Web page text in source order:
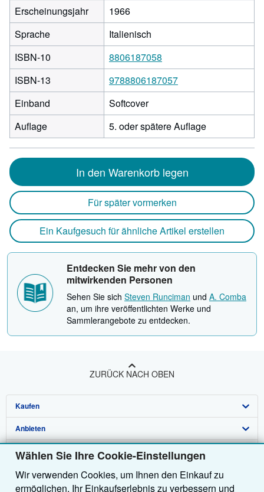
Wählen Sie Ihre Cookie-Einstellungen
Wir verwenden Cookies, um Ihnen den Einkauf zu
ermöglichen, Ihr Einkaufserlebnis zu verbessern und
Erscheinungsjahr
1966
Sprache
Italienisch
ISBN-10
8806187058
ISBN-13
9788806187057
Einband
Softcover
Auflage
5. oder spätere Auflage
In den Warenkorb legen
Für später vormerken
Ein Kaufgesuch für ähnliche Artikel erstellen
Entdecken Sie mehr von den
mitwirkenden Personen
Sehen Sie sich Steven Runciman und A. Comba
an, um ihre veröffentlichten Werke und
Sammlerangebote zu entdecken.
ZURÜCK NACH OBEN
Kaufen
Detailsuche
Sammlungen
Nutzerkonto
Anbieten
Verkäufer werden
Partnerprogramm
Über uns
Über uns / Impressum
Hilfe